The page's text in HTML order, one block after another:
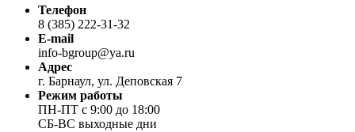
Телефон
8 (385) 222-31-32
E-mail
info-bgroup@ya.ru
Адрес
г. Барнаул, ул. Деповская 7
Режим работы
ПН-ПТ с 9:00 до 18:00
СБ-ВС выходные дни